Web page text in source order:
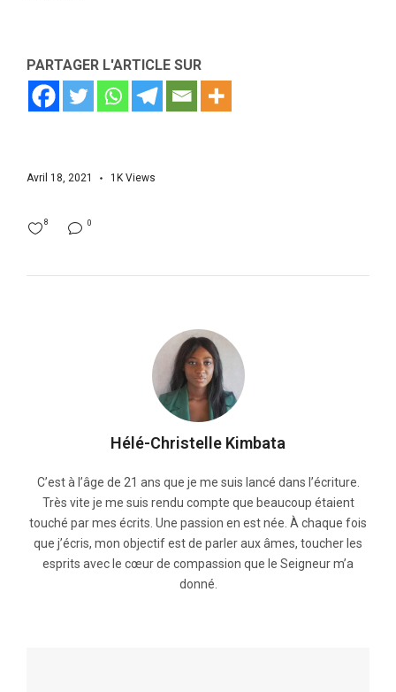
PARTAGER L'ARTICLE SUR
Avril 18, 2021 1K Views
0
8
Hélé-Christelle Kimbata
C’est à l’âge de 21 ans que je me suis lancé dans l’écriture.
Très vite je me suis rendu compte que beaucoup étaient
touché par mes écrits. Une passion en est née. À chaque fois
que j’écris, mon objectif est de parler aux âmes, toucher les
esprits avec le cœur de compassion que le Seigneur m’a
donné.